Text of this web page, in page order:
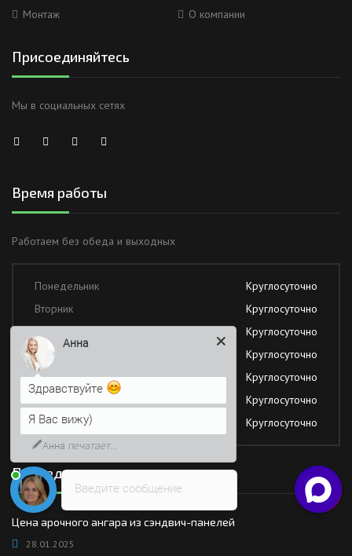
Монтаж О компании
Присоединяйтесь
Мы в социальных сетях
Время работы
Работаем без обеда и выходных
Понедельник
Круглосуточно
Вторник
Круглосуточно
Круглосуточно
Четверг
Круглосуточно
Пятница
Круглосуточно
Суббота
Круглосуточно
Воскресение
Круглосуточно
Последние новости
Цена арочного ангара из сэндвич-панелей
28.01.2025
Введите сообщение
Анна
Здравствуйте
Я Вас вижу)
Анна печатает...